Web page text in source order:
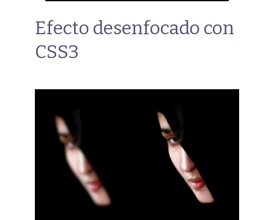
Efecto desenfocado con
CSS3